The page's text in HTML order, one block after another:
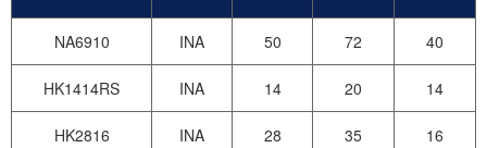
NA6910 INA 50 72 40
HK1414RS INA 14 20 14
HK2816 INA 28 35 16